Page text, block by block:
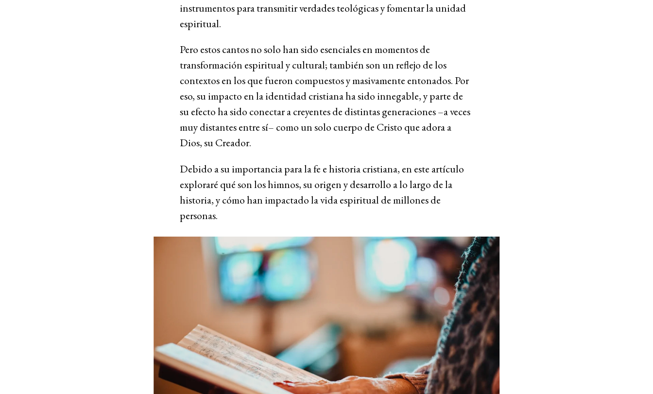
instrumentos para transmitir verdades teológicas y fomentar la unidad
espiritual.
Pero estos cantos no solo han sido esenciales en momentos de
transformación espiritual y cultural; también son un reflejo de los
contextos en los que fueron compuestos y masivamente entonados. Por
eso, su impacto en la identidad cristiana ha sido innegable, y parte de
su efecto ha sido conectar a creyentes de distintas generaciones –a veces
muy distantes entre sí– como un solo cuerpo de Cristo que adora a
Dios, su Creador.
Debido a su importancia para la fe e historia cristiana, en este artículo
exploraré qué son los himnos, su origen y desarrollo a lo largo de la
historia, y cómo han impactado la vida espiritual de millones de
personas.